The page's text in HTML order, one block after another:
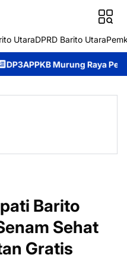
UtaraDPRD Barito Utara
Perkuat Pemberdayaan
Barito
Sehat
Gratis